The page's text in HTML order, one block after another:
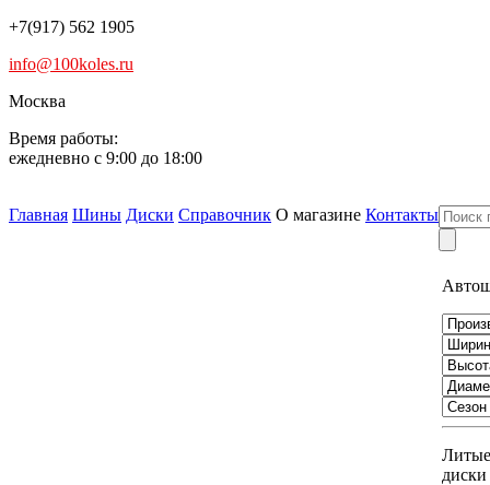
+7(917) 562 1905
info@100koles.ru
Москва
Время работы:
ежедневно с 9:00 до 18:00
Главная Шины Диски Справочник О магазине Контакты
Литые
диски